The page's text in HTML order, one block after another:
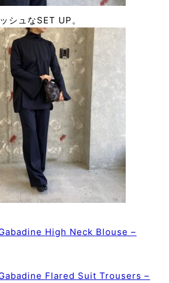
シュなSET UP。
High Neck Blouse –
Flared Suit Trousers –